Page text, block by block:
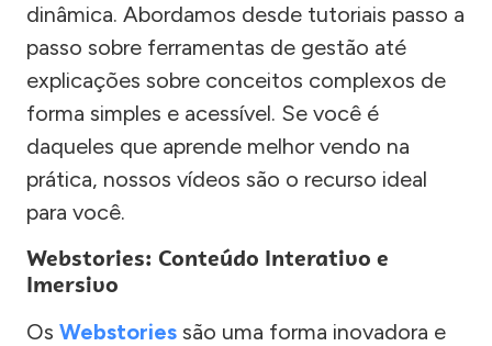
dinâmica. Abordamos desde tutoriais passo a
passo sobre ferramentas de gestão até
explicações sobre conceitos complexos de
forma simples e acessível. Se você é
daqueles que aprende melhor vendo na
prática, nossos vídeos são o recurso ideal
para você.
Webstories: Conteúdo Interativo e
Imersivo
Os Webstories são uma forma inovadora e